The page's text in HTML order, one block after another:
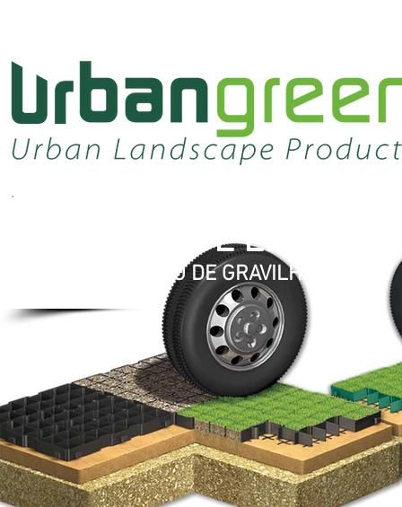
GRELHAS DE
E ESTABILIZAÇÃO DE GRAVILHA